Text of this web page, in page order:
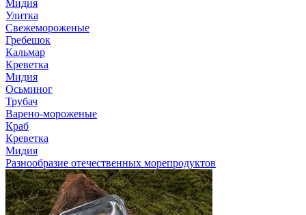
Мидия
Улитка
Свежемороженые
Гребешок
Кальмар
Креветка
Мидия
Осьминог
Трубач
Варено-мороженые
Краб
Креветка
Мидия
Разнообразие отечественных морепродуктов